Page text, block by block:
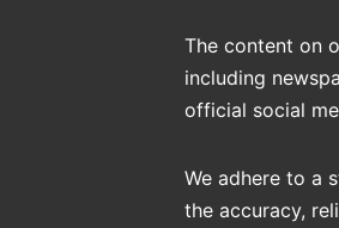
The content on
including
official social
We adhere to a
the accuracy,